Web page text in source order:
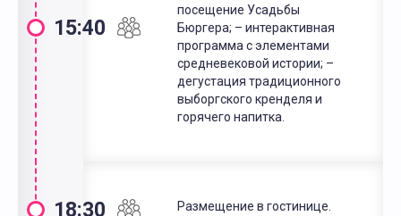
15:40
посещение Усадьбы
Бюргера; – интерактивная
программа с элементами
средневековой истории; –
дегустация традиционного
выборгского кренделя и
горячего напитка.
18:30 Размещение в гостинице.